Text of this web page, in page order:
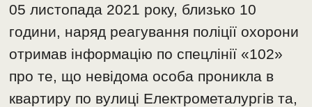
05 листопада 2021 року, близько 10
години, наряд реагування поліції охорони
отримав інформацію по спецлінії «102»
про те, що невідома особа проникла в
квартиру по вулиці Електрометалургів та,